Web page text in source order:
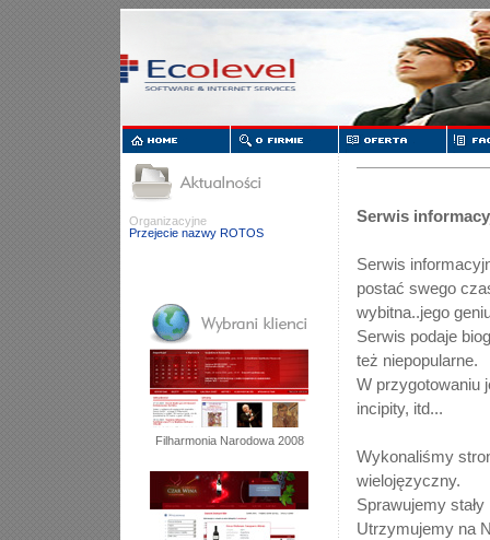
Organizacyjne
Przejecie nazwy ROTOS
Filharmonia Narodowa 2008
Serwis
Serwis
postać swego
wybitna..jego
Serwis podaje
też niepopularne.
W przygotowaniu
incipity, itd...
Wykonaliśmy
wielojęzyczny.
Sprawujemy
Utrzymujemy na